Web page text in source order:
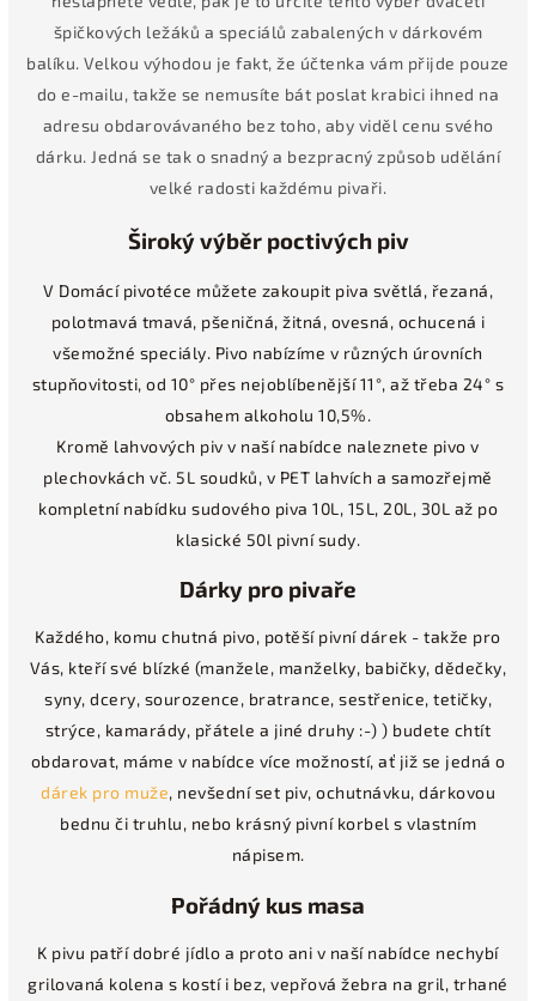
špičkových ležáků a speciálů zabalených v dárkovém
balíku. Velkou výhodou je fakt, že účtenka vám přijde pouze
do e-mailu, takže se nemusíte bát poslat krabici ihned na
adresu obdarovávaného bez toho, aby viděl cenu svého
dárku. Jedná se tak o snadný a bezpracný způsob udělání
velké radosti každému pivaři.
Široký výběr poctivých piv
V Domácí pivotéce můžete zakoupit piva světlá, řezaná,
polotmavá tmavá, pšeničná, žitná, ovesná, ochucená i
všemožné speciály. Pivo nabízíme v různých úrovních
stupňovitosti, od 10° přes nejoblíbenější 11°, až třeba 24° s
obsahem alkoholu 10,5%.
Kromě lahvových piv v naší nabídce naleznete pivo v
plechovkách vč. 5L soudků, v PET lahvích a samozřejmě
kompletní nabídku sudového piva 10L, 15L, 20L, 30L až po
klasické 50l pivní sudy.
Dárky pro pivaře
Každého, komu chutná pivo, potěší pivní dárek - takže pro
Vás, kteří své blízké (manžele, manželky, babičky, dědečky,
syny, dcery, sourozence, bratrance, sestřenice, tetičky,
strýce, kamarády, přátele a jiné druhy :-) ) budete chtít
obdarovat, máme v nabídce více možností, ať již se jedná o
dárek pro muže, nevšední set piv, ochutnávku, dárkovou
bednu či truhlu, nebo krásný pivní korbel s vlastním
nápisem.
Pořádný kus masa
K pivu patří dobré jídlo a proto ani v naší nabídce nechybí
grilovaná kolena s kostí i bez, vepřová žebra na gril, trhané